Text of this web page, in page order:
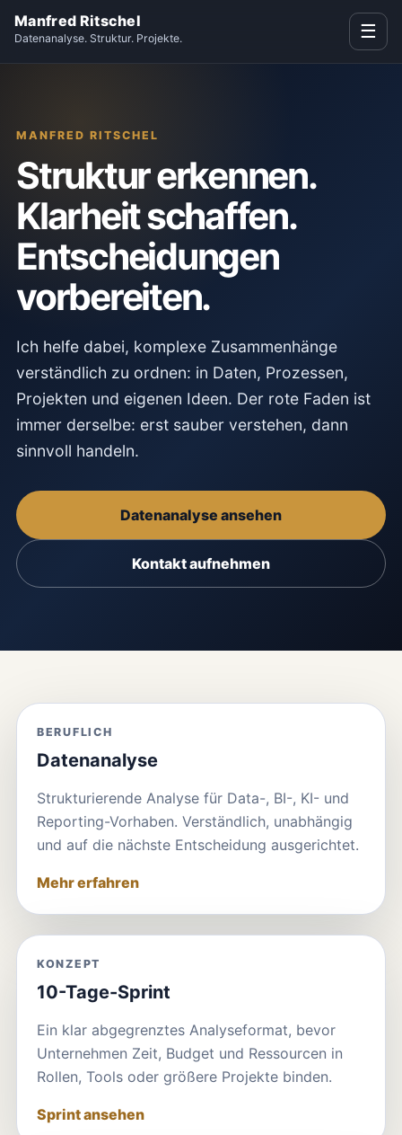
Manfred Ritschel
Datenanalyse. Struktur. Projekte. ☰
MANFRED RITSCHEL
Struktur erkennen.
Klarheit schaffen.
Entscheidungen
vorbereiten.
Ich helfe dabei, komplexe Zusammenhänge
verständlich zu ordnen: in Daten, Prozessen,
Projekten und eigenen Ideen. Der rote Faden ist
immer derselbe: erst sauber verstehen, dann
sinnvoll handeln.
Datenanalyse ansehen
Kontakt aufnehmen
BERUFLICH
Datenanalyse
Strukturierende Analyse für Data-, BI-, KI- und
Reporting-Vorhaben. Verständlich, unabhängig
und auf die nächste Entscheidung ausgerichtet.
Mehr erfahren
KONZEPT
10-Tage-Sprint
Ein klar abgegrenztes Analyseformat, bevor
Unternehmen Zeit, Budget und Ressourcen in
Rollen, Tools oder größere Projekte binden.
Sprint ansehen